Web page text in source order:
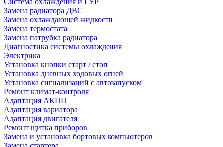
Система охлаждения и ГУР
Замена радиатора ДВС
Замена охлаждающей жидкости
Замена термостата
Замена патрубка радиатора
Диагностика системы охлаждения
Электрика
Установка кнопки старт / стоп
Установка дневных ходовых огней
Установка сигнализаций с автозапуском
Ремонт климат-контроля
Адаптация АКПП
Адаптация вариатора
Адаптация двигателя
Ремонт щитка приборов
Замена и установка бортовых компьютеров
Замена стартера